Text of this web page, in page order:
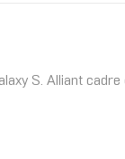
S. Alliant